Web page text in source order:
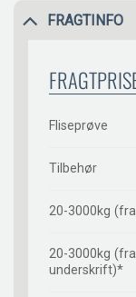
FRAGTINFO
Fliseprøve
Tilbehør
20-3000kg
20-3000kg
underskrift)*